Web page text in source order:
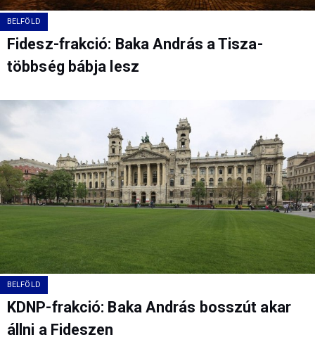
BELFÖLD
Fidesz-frakció: Baka András a Tisza-
többség bábja lesz
BELFÖLD
KDNP-frakció: Baka András bosszút akar
állni a Fideszen